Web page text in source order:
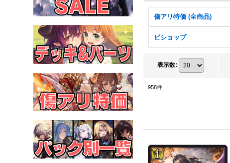
傷アリ特価 (全商品)
ビショップ
表示数:
958件